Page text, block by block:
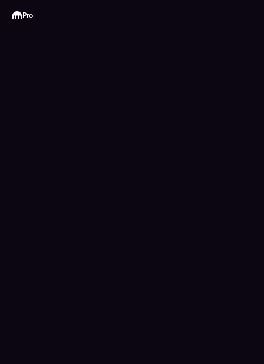
Kraken
Pro